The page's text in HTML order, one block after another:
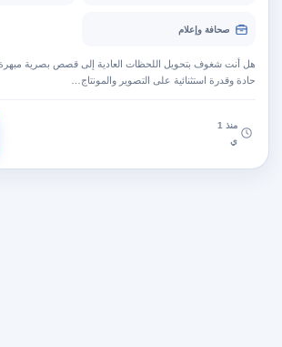
صحافة وإعلام
هل أنت شغوف بتحويل اللحظات العادية إلى قصص بصرية
حادة وقدرة استثنائية على التصوير والمونتاج…
منذ 1
ي